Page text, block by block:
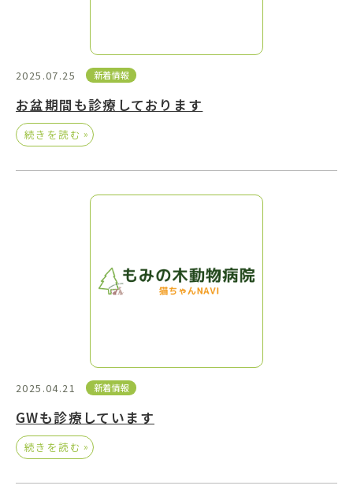
2025.07.25 新着情報
お盆期間も診療しております
続きを読む »
2025.04.21 新着情報
GWも診療しています
続きを読む »